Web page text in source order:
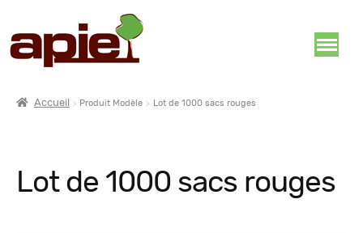
Accueil Produit Modèle Lot de 1000 sacs rouges
Lot de 1000 sacs rouges